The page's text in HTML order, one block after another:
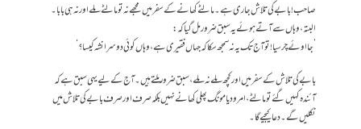
صاحب! بابے کی تلاش جاری ہے۔ مالٹے کھانے کے سفر میں مجھے نہ تو مالٹے ملے اور نہ ہی بابا۔
البتہ، وہاں سے آتے ہوئے یہ سبق ضرور مل گیا کہ:
’جا اوئے چرسیا! تو آج تک یہ نہ سمجھ سکا کہ جہاں فقیری ہے، وہاں کوئی دوسرا نشہ کیسا؟‘
بابے کی تلاش کے سفر میں اور کچھ ملے نہ ملے، سبق ضرور ملتے ہیں۔ آج کے لیے یہی سبق ہے کہ
آئندہ کہیں گئے تو مالٹے، امرود یا مونگ پھلی کھانے نہیں بلکہ صرف اور صرف بابے کی تلاش میں
نکلیں گے۔ دعا کیجیے گا۔